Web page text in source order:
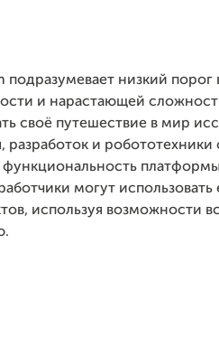
подразумевает низкий порог
и нарастающей
своё путешествие в мир
разработок и робототехники
могут использовать
используя возможности